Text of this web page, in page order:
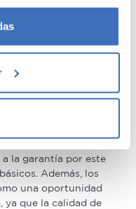
cookies o clicando en
su ubicación
precisión de varios
se procesan sus
preferencias en la
coche de
segunda mano
la garantía por este
Además, los
una oportunidad
ya que la calidad de